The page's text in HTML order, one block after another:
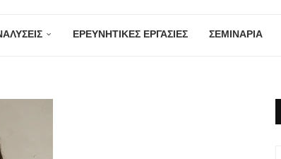
ΕΡΕΥΝΗΤΙΚΕΣ ΕΡΓΑΣΙΕΣ ΣΕΜΙΝΑΡΙΑ